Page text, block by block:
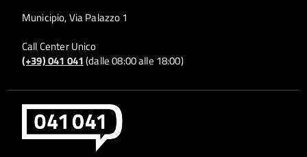
Municipio, Via Palazzo 1
Call Center Unico
(+39) 041 041(dalle 08:00 alle 18:00)